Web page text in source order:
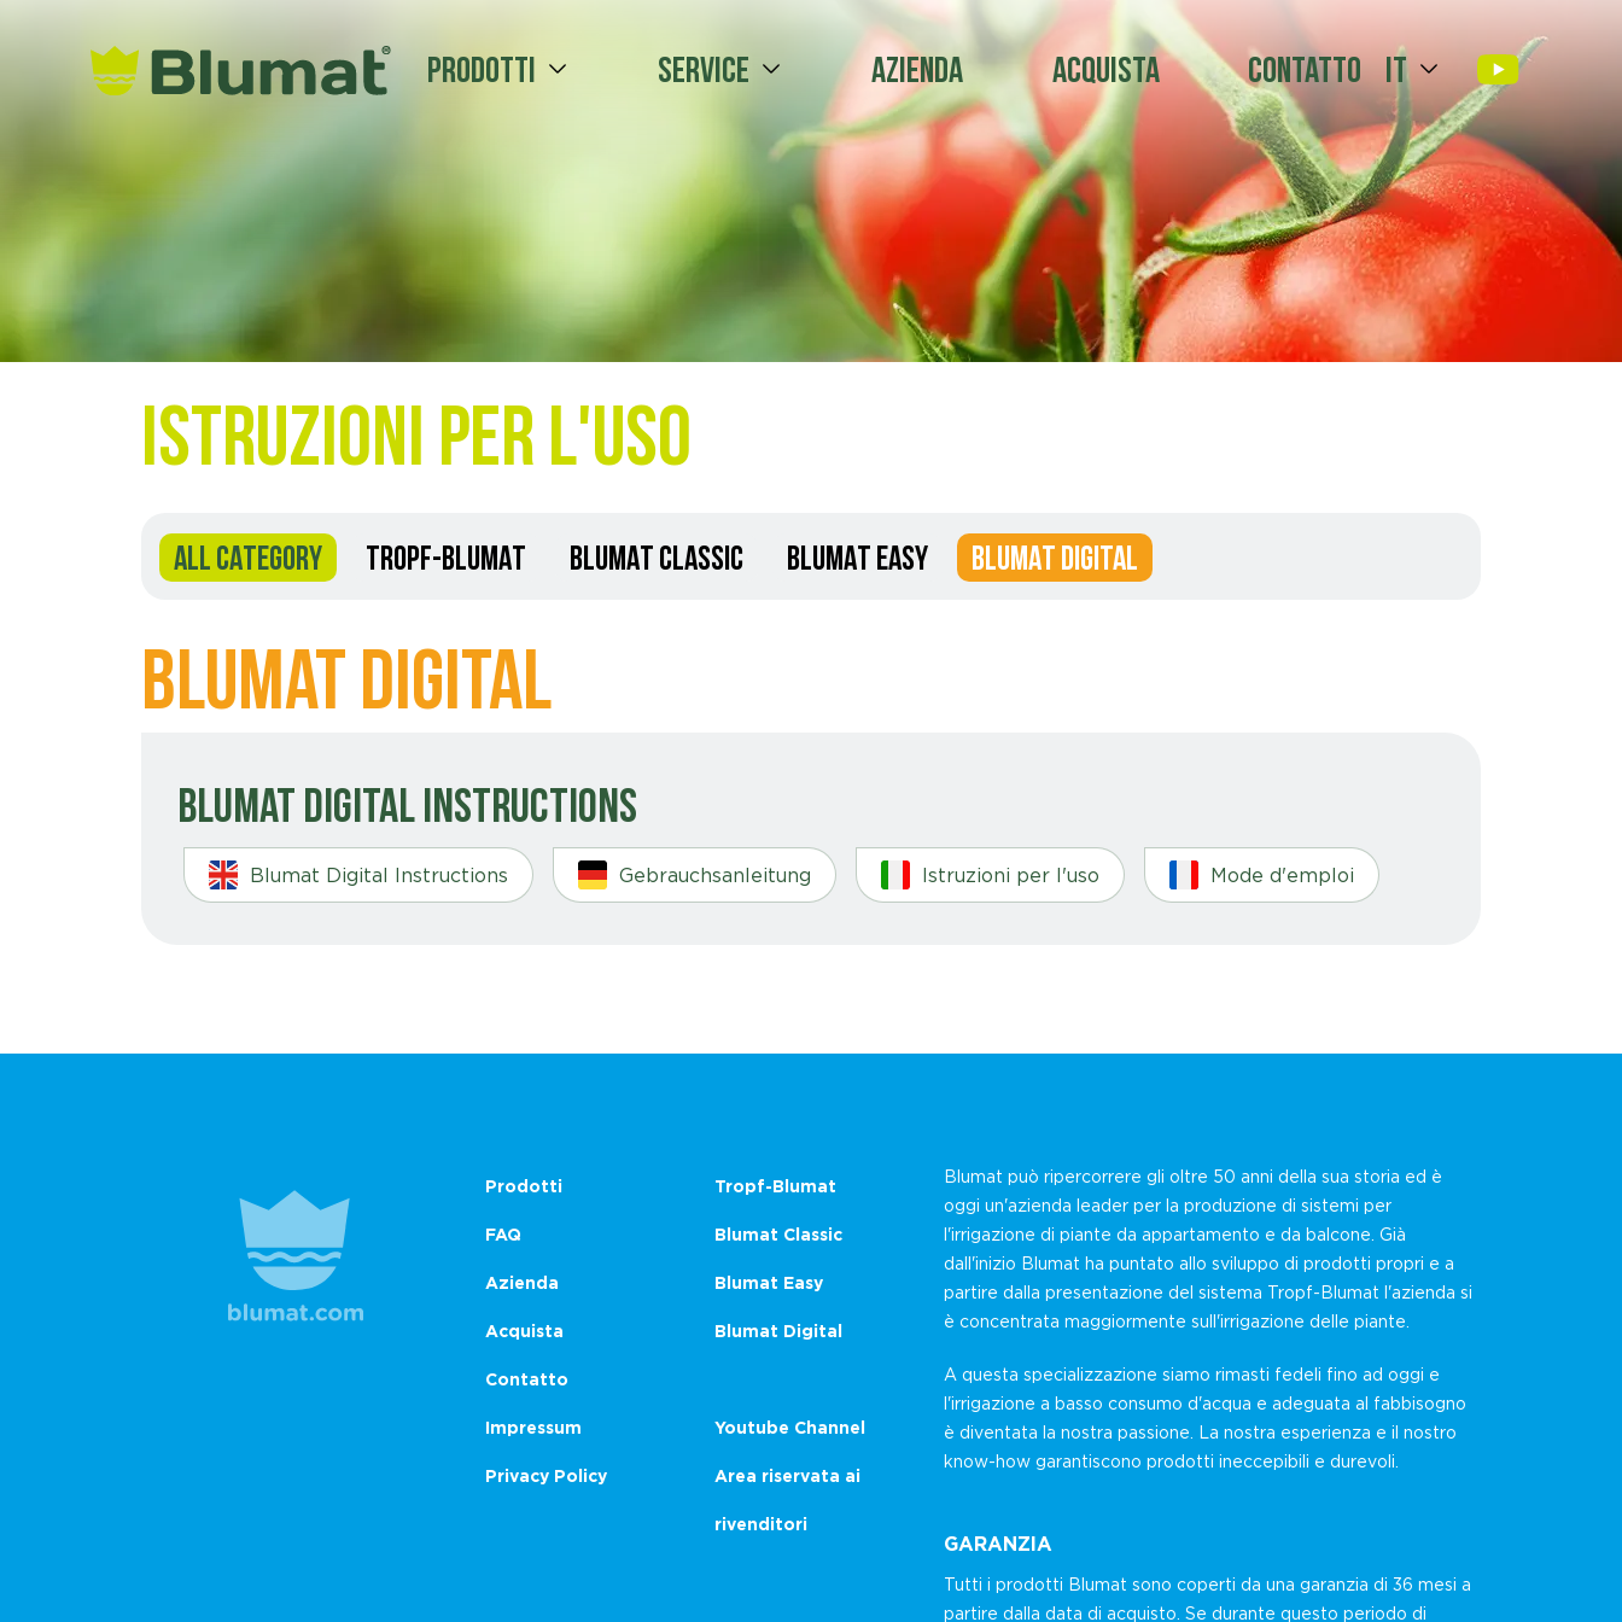
Prodotti Service Azienda Acquista Contatto it
Istruzioni per l'uso
ALL CATEGORY TROPF-BLUMAT BLUMAT CLASSIC BLUMAT EASY BLUMAT DIGITAL
Blumat Digital
Blumat Digital Instructions
Blumat Digital Instructions Gebrauchsanleitung Istruzioni per l'uso Mode d'emploi
Prodotti
FAQ
Azienda
Acquista
Contatto
Impressum
Privacy Policy
Tropf-Blumat
Blumat Classic
Blumat Easy
Blumat Digital
Youtube Channel
Area riservata ai
rivenditori
Blumat può ripercorrere gli oltre 50 anni della sua storia ed è
oggi un'azienda leader per la produzione di sistemi per
l'irrigazione di piante da appartamento e da balcone. Già
dall'inizio Blumat ha puntato allo sviluppo di prodotti propri e a
partire dalla presentazione del sistema Tropf-Blumat l'azienda si
è concentrata maggiormente sull'irrigazione delle piante.
A questa specializzazione siamo rimasti fedeli fino ad oggi e
l'irrigazione a basso consumo d'acqua e adeguata al fabbisogno
è diventata la nostra passione. La nostra esperienza e il nostro
know-how garantiscono prodotti ineccepibili e durevoli.
GARANZIA
Tutti i prodotti Blumat sono coperti da una garanzia di 36 mesi a
partire dalla data di acquisto. Se durante questo periodo di